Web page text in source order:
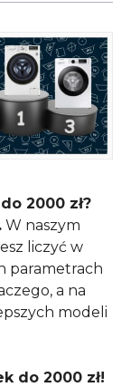
2000 zł?
W naszym
liczyć w
parametrach
a na
modeli
do 2000 zł!